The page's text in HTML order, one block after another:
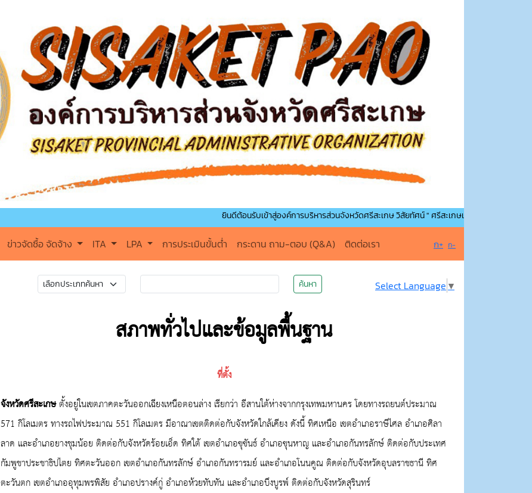
ยินดีต้อนรับเข้าสู่องค์การบริหารส่วนจังหวัดศรีสะเกษ วิสัยทัศน์ " ศรีสะเกษเมืองน่าอยู่ คู่การศึกษา นำพาคุ
ข่าวจัดซื้อ จัดจ้าง ITA LPA การประเมินขั้นต่ำ กระดาน ถาม-ตอบ (Q&A) ติดต่อเรา ก+ ก-
ค้นหา Select Language ▼
สภาพทั่วไปและข้อมูลพื้นฐาน
ที่ตั้ง
จังหวัดศรีสะเกษตั้งอยู่ในเขตภาคตะวันออกเฉียงเหนือตอนล่าง เรียกว่า อีสานใต้ห่างจากกรุงเทพมหานคร โดยทางรถยนต์ประมาณ
571 กิโลเมตร ทางรถไฟประมาณ 551 กิโลเมตร มีอาณาเขตติดต่อกับจังหวัดใกล้เคียง ดังนี้ ทิศเหนือ เขตอำเภอราษีไศล อำเภอศิลา
ลาด และอำเภอยางชุมน้อย ติดต่อกับจังหวัดร้อยเอ็ด ทิศใต้ เขตอำเภอขุขันธ์ อำเภอขุนหาญ และอำเภอกันทรลักษ์ ติดต่อกับประเทศ
กัมพูชาประชาธิปไตย ทิศตะวันออก เขตอำเภอกันทรลักษ์ อำเภอกันทรารมย์ และอำเภอโนนคูณ ติดต่อกับจังหวัดอุบลราชธานี ทิศ
ตะวันตก เขตอำเภออุทุมพรพิสัย อำเภอปรางค์กู่ อำเภอห้วยทับทัน และอำเภอบึงบูรพ์ ติดต่อกับจังหวัดสุรินทร์